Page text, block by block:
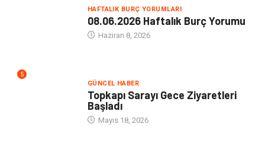
HAFTALIK BURÇ YORUMLARI
08.06.2026 Haftalık Burç Yorumu
Haziran 8, 2026
5
GÜNCEL HABER
Topkapı Sarayı Gece Ziyaretleri
Başladı
Mayıs 18, 2026